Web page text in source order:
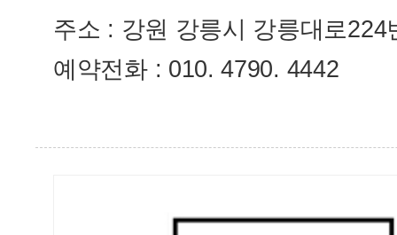
주소 : 강원 강릉시 강릉대로224
예약전화 : 010. 4790. 4442